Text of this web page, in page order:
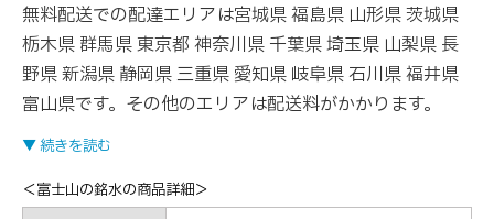
無料配送での配達エリアは宮城県 福島県 山形県 茨城県
栃木県 群馬県 東京都 神奈川県 千葉県 埼玉県 山梨県 長
野県 新潟県 静岡県 三重県 愛知県 岐阜県 石川県 福井県
富山県です。その他のエリアは配送料がかかります。
▼ 続きを読む
＜富士山の銘水の商品詳細＞